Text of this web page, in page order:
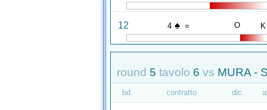
12 4 ♠ = O K
round 5 tavolo 6 vs MURA -
bd. contratto dic.